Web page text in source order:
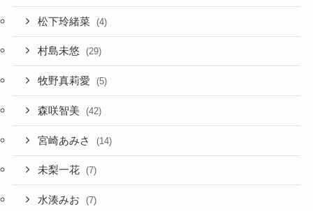
松下玲緒菜 (4)
村島未悠 (29)
牧野真莉愛 (5)
森咲智美 (42)
宮崎あみさ (14)
未梨一花 (7)
水湊みお (7)